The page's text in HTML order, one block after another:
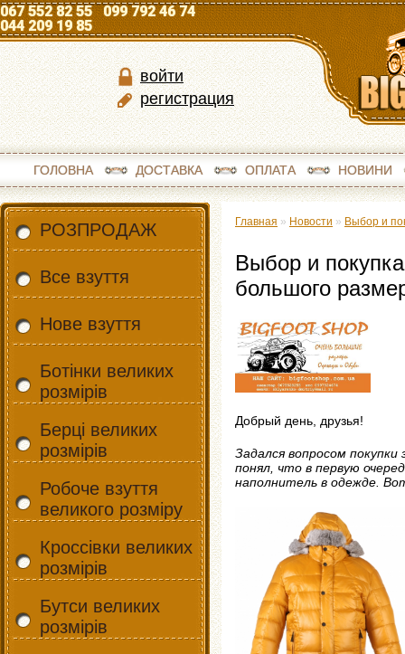
067 552 82 55 099 792 46 74
044 209 19 85
войти
регистрация
ГОЛОВНА ДОСТАВКА ОПЛАТА НОВИНИ
РОЗПРОДАЖ
Все взуття
Нове взуття
Ботінки великих
розмірів
Берці великих
розмірів
Робоче взуття
великого розміру
Кроссівки великих
розмірів
Бутси великих
розмірів
Главная » Новости » Выбор и
Выбор и
большого
Добрый день, друзья!
Задался вопросом
понял, что в первую
наполнитель в одежде.